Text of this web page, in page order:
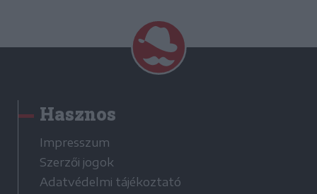
Hasznos
Impresszum
Szerzői jogok
Adatvédelmi tájékoztató